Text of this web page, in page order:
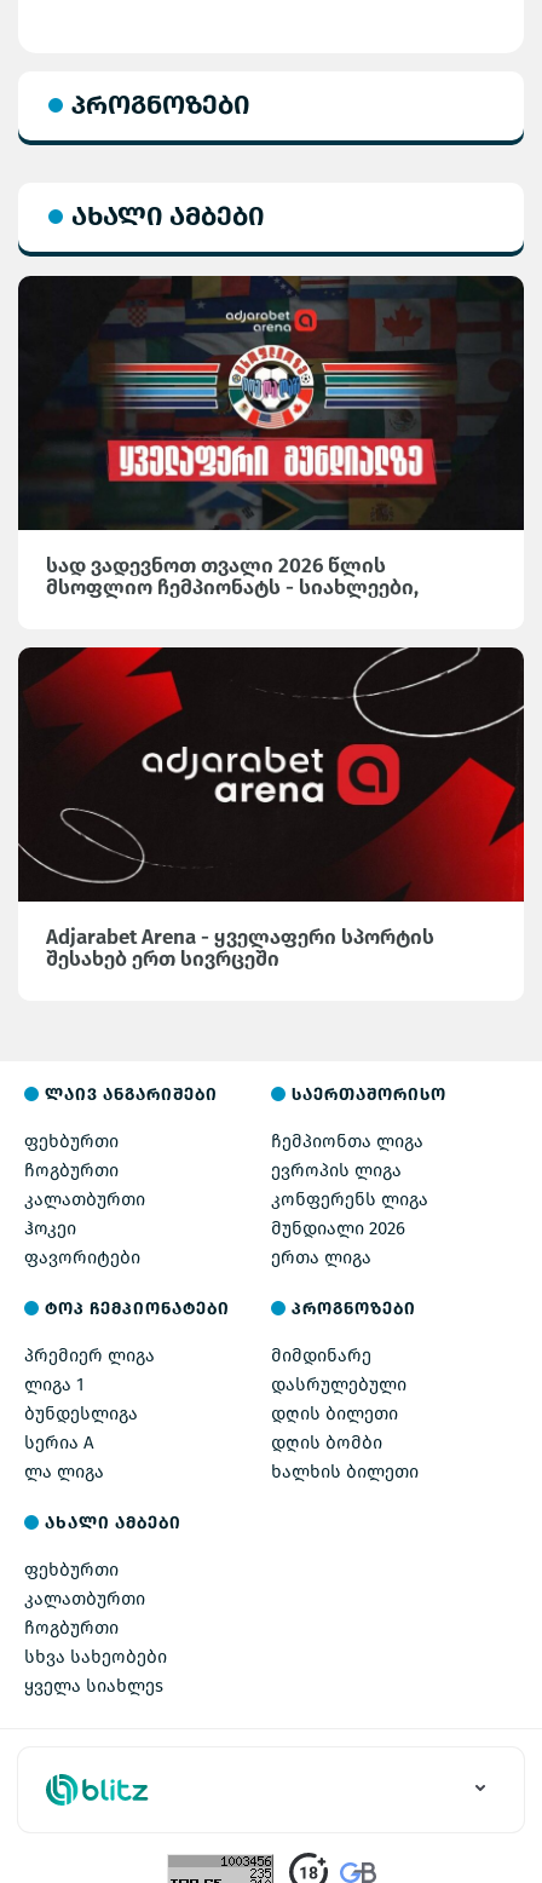
პროგნოზები
ახალი ამბები
სად ვადევნოთ თვალი 2026 წლის
მსოფლიო ჩემპიონატს - სიახლეები,
Adjarabet Arena - ყველაფერი სპორტის
შესახებ ერთ სივრცეში
ლაივ ანგარიშები
ფეხბურთი
ჩოგბურთი
კალათბურთი
ჰოკეი
ფავორიტები
საერთაშორისო
ჩემპიონთა ლიგა
ევროპის ლიგა
კონფერენს ლიგა
მუნდიალი 2026
ერთა ლიგა
ტოპ ჩემპიონატები
პრემიერ ლიგა
ლიგა 1
ბუნდესლიგა
სერია A
ლა ლიგა
პროგნოზები
მიმდინარე
დასრულებული
დღის ბილეთი
დღის ბომბი
ხალხის ბილეთი
ახალი ამბები
ფეხბურთი
კალათბურთი
ჩოგბურთი
სხვა სახეობები
ყველა სიახლეs